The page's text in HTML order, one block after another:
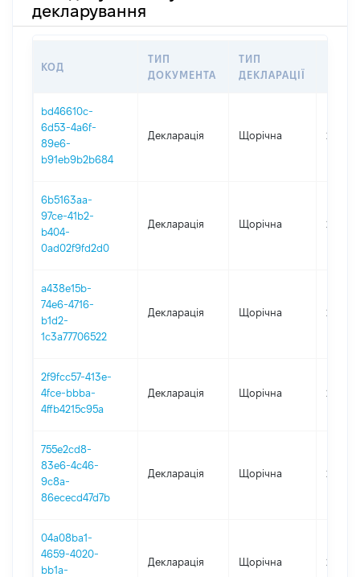
декларування
КОД
ТИП
ДОКУМЕНТА
ТИП
ДЕКЛАРАЦІЇ
bd46610c-
6d53-4a6f-
89e6-
b91eb9b2b684
Декларація Щорічна 2025
6b5163aa-
97ce-41b2-
b404-
0ad02f9fd2d0
Декларація Щорічна 2024
a438e15b-
74e6-4716-
b1d2-
1c3a77706522
Декларація Щорічна 2023
2f9fcc57-413e-
4fce-bbba-
4ffb4215c95a
Декларація Щорічна 2022
755e2cd8-
83e6-4c46-
9c8a-
86ececd47d7b
Декларація Щорічна 2021
04a08ba1-
4659-4020-
bb1a-
Декларація Щорічна 2020